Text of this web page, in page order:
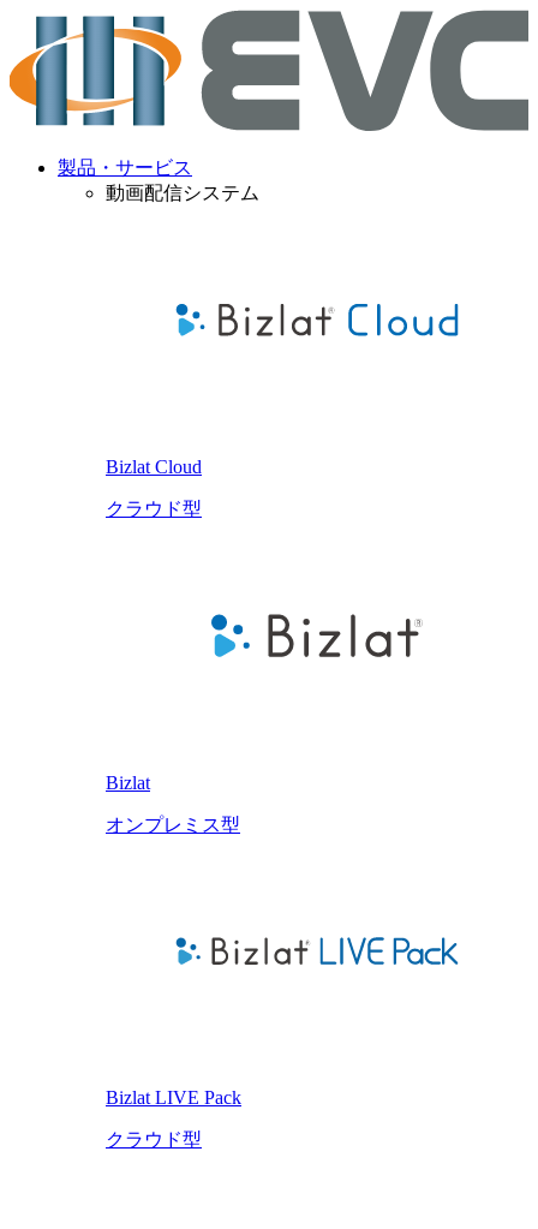
製品・サービス
動画配信システム
Bizlat Cloud
クラウド型
Bizlat
オンプレミス型
Bizlat LIVE Pack
クラウド型